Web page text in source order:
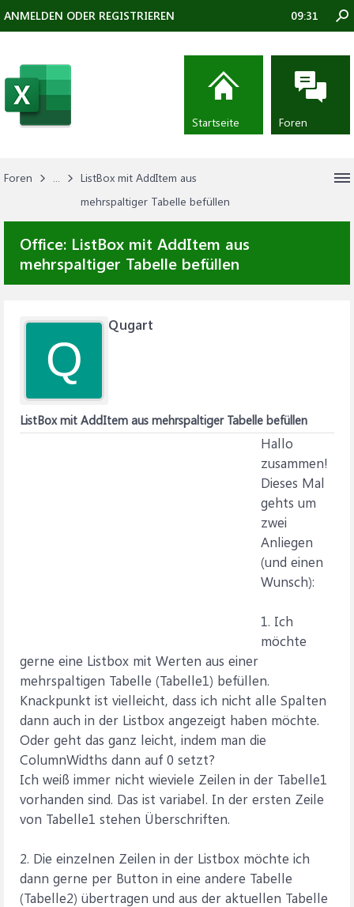
Foren ...
ListBox mit AddItem aus
mehrspaltiger Tabelle befüllen
Office: ListBox mit AddItem aus
mehrspaltiger Tabelle befüllen
Q
Qugart
ListBox mit AddItem aus mehrspaltiger Tabelle befüllen
Hallo
zusammen!
Dieses Mal
gehts um
zwei
Anliegen
(und einen
Wunsch):
1. Ich
möchte
gerne eine Listbox mit Werten aus einer
mehrspaltigen Tabelle (Tabelle1) befüllen.
Knackpunkt ist vielleicht, dass ich nicht alle Spalten
dann auch in der Listbox angezeigt haben möchte.
Oder geht das ganz leicht, indem man die
ColumnWidths dann auf 0 setzt?
Ich weiß immer nicht wieviele Zeilen in der Tabelle1
vorhanden sind. Das ist variabel. In der ersten Zeile
von Tabelle1 stehen Überschriften.
2. Die einzelnen Zeilen in der Listbox möchte ich
dann gerne per Button in eine andere Tabelle
(Tabelle2) übertragen und aus der aktuellen Tabelle
ANMELDEN ODER REGISTRIEREN 09:31
Startseite Foren